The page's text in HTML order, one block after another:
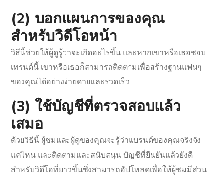
(2) บอกแผนการของคุณ
สำหรับวิดีโอหน้า
วิธีนี้ช่วยให้ผู้ดูรู้ว่าจะเกิดอะไรขึ้น และหากเขาหรือเธอชอบ
เทรนด์นี้ เขาหรือเธอก็สามารถติดตามเพื่อสร้างฐานแฟนๆ
ของคุณได้อย่างง่ายดายและรวดเร็ว
(3) ใช้บัญชีที่ตรวจสอบแล้ว
เสมอ
ด้วยวิธีนี้ ผู้ชมและผู้ดูของคุณจะรู้ว่าแบรนด์ของคุณจริงจัง
แค่ไหน และติดตามและสนับสนุน บัญชีที่ยืนยันแล้วยังดี
สำหรับวิดีโอที่ยาวขึ้นซึ่งสามารถอัปโหลดเพื่อให้ผู้ชมมีส่วน